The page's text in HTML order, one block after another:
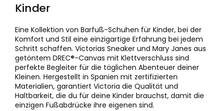
Kinder
Eine Kollektion von Barfuß-Schuhen für Kinder, bei der
Komfort und Stil eine einzigartige Erfahrung bei jedem
Schritt schaffen. Victorias Sneaker und Mary Janes aus
getöntem DREC®-Canvas mit Klettverschluss sind
perfekte Begleiter für die täglichen Abenteuer deiner
Kleinen. Hergestellt in Spanien mit zertifizierten
Materialien, garantiert Victoria die Qualität und
Haltbarkeit, die du für deine Kinder brauchst, damit die
einzigen Fußabdrücke ihre eigenen sind.